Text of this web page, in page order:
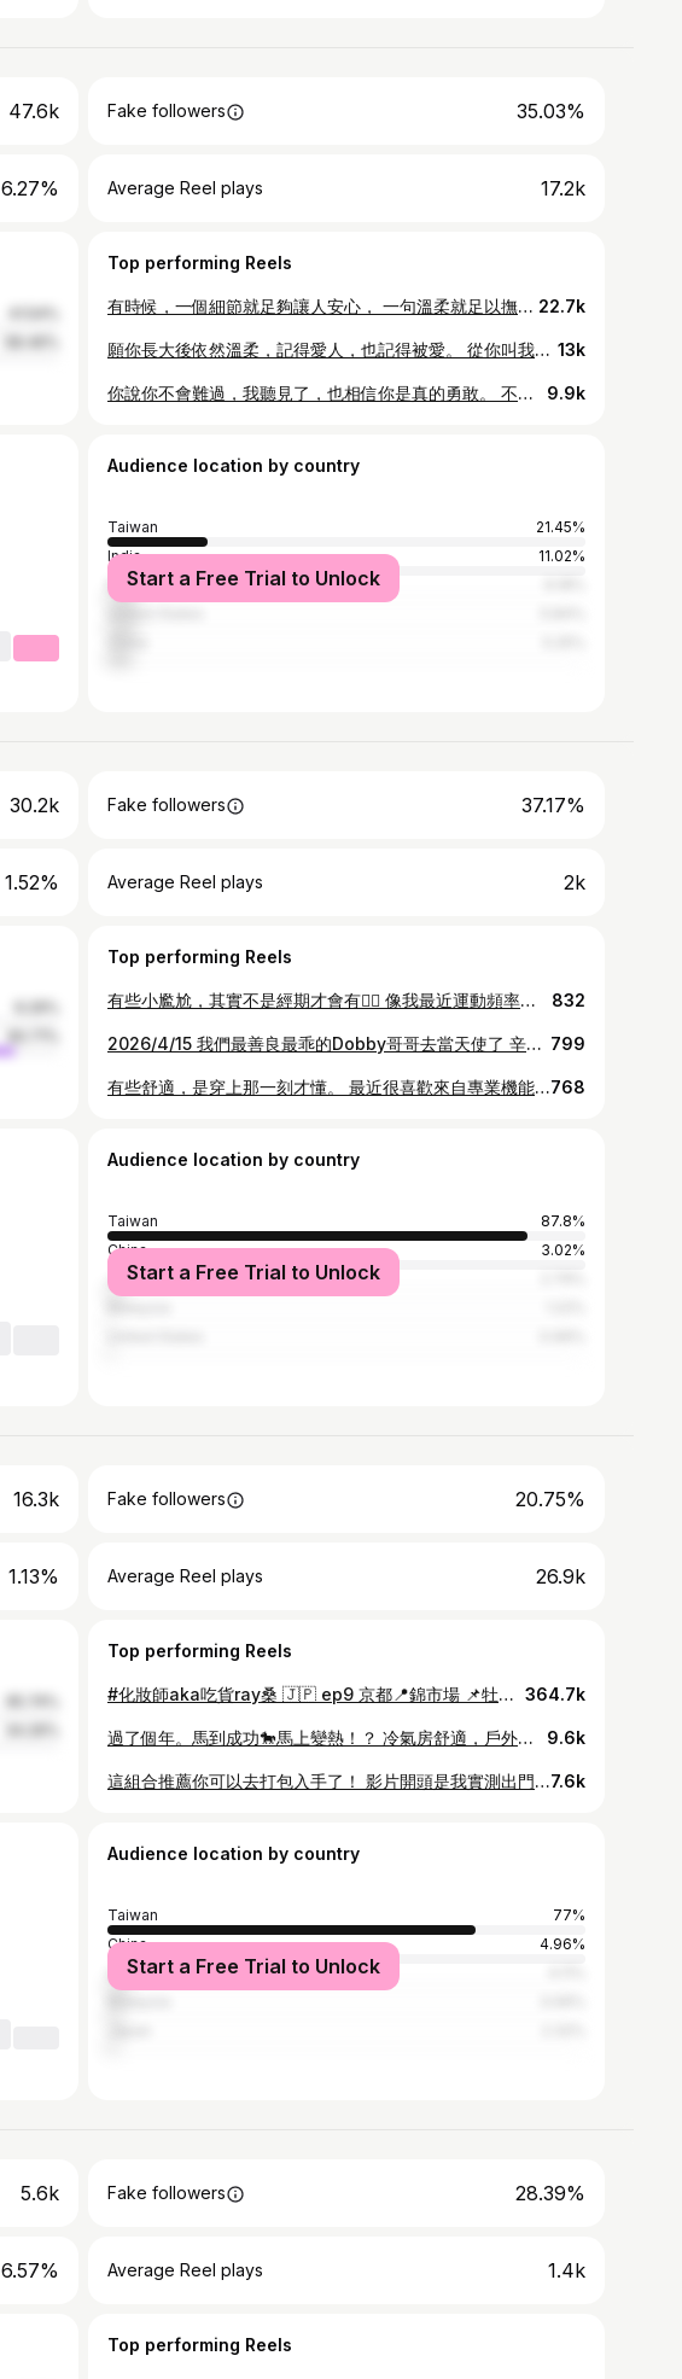
47.6k Fake followers 35.03%
6.27% Average Reel plays 17.2k
Top performing Reels
有時候，一個細節就足夠讓人安心， 一句溫柔就足以撫平我所有的倔強。 我不說，只希望你懂。 22.7k
願你長大後依然溫柔，記得愛人，也記得被愛。 從你叫我第一聲「媽媽」開始，世界就多了一個最值得守護的理由 13k
你說你不會難過，我聽見了，也相信你是真的勇敢。 不管你快樂或難過，媽媽都會在你身邊，聽你說、抱著你。 因為我們的家，從來不只是誰在不在，而是愛一直都在。 9.9k
Audience location by country
Taiwan
21.45%
India
11.02%
Malaysia
Start a Free Trial to Unlock
30.2k Fake followers 37.17%
1.52% Average Reel plays 2k
Top performing Reels
有些小尷尬，其實不是經期才會有🙂‍↕️ 像我最近運動頻率變高，深蹲、跳繩那種大動作的時候 真的很怕那種「微微的感覺」出現… 以前都會默默分心😅 但現在我直接換上 @depareetaiwan 的無痕抗菌防輕漏冰肌內褲 真的差很多。 DeParee蒂巴蕾防輕漏冰肌內褲最有感的是 👉 防輕漏 一滴不漏 的安心感 就算是那種非經期的小狀況 也不用一直確認、一直擔心 而且它是那種 穿瑜伽褲也完全不尷尬的「無痕感」 貼身、輕薄、完全不會有線條 ✔ 重訓深蹲不卡卡 ✔ 跳繩也不用分心 ✔ 日常穿一整天都很自在 有時候打噴嚏、笑太瘋（懂的都懂🤣） 也不會再有那種瞬間的緊張感 另外我自己很在意的 是私密處的悶跟不舒服 這款真的很透氣，穿一整天也不會有負擔 就是那種 你平常不會特別注意它 但少了它會很沒安全感的存在🫶🏻 如果妳也是 ✔ 運動會擔心微滲漏 ✔ 日常偶爾有小尷尬 ✔ 想找「穿了像沒穿但很安心」的內褲 真的可以試試看這款。 📍尺寸我穿的是L號 📍中高腰版型真的有修飾到小腹👍 @depareetaiwan #無痕內褲 #蒂巴蕾內褲 #防輕漏 #抗菌不癢 #一滴不漏 832
2026/4/15 我們最善良最乖的Dobby哥哥去當天使了 辛苦你了這14年 很愛你 你會永遠在我心裡 回家了 不痛了 下輩子我們再相見 799
有些舒適，是穿上那一刻才懂。 最近很喜歡來自專業機能襪品牌FOOTER新推出的子品牌TERSI，把「內在的自在」這件事，做得很細膩。 每天最貼近肌膚的單品，其實最懂妳。 我穿的是 純棉高衩三角褲（Urban 純棉高衩三角褲）。 高腰設計搭配寬織帶，輕輕貼合在腰際，沒有壓迫感，卻多了一份安穩。 高衩剪裁讓腿部線條自然延展，比例看起來更俐落，活動時也很自在 ——不論是在房間裡伸展、跳舞，或只是隨意地在家走動，都能感覺到布料隨著身體流動。 純棉材質真的很加分。 透氣、輕柔，貼膚卻不悶熱，連敏感肌都能安心穿著。 而且全系列都有抗菌抑味機能，從早到晚維持清爽，這種安心感，是一整天情緒穩定的小細節。 我很喜歡它把「機能」藏在日常裡。 不是張揚的存在，而是在妳專注生活時，默默給妳支持。 寬織帶露出一點邊緣時，反而成為穿搭的一部分——有點美式、有點率性，也可以是慵懶日常。 原來，內褲也能是一種風格。 全系列五段尺碼 S / M / L / XL / 2XL，每件都是獨立包裝。 拆開的瞬間有種儀式感，送禮或自己收藏都很剛好。 對我來說，TERSI 不只是內著品牌。 它更像一種提醒—— 在外在角色切換之間，別忘了回到自己，感受身體最真實的回應。 當妳由內而外都自在，展現的樣子，自然就是最自信的樣子。 官網：🔎TERSI @tersi_official @footer_tw #TERSI #內在的自在 #內褲 #穿搭768
Audience location by country
Taiwan
87.8%
China
3.02%
Japan
Start a Free Trial to Unlock
16.3k Fake followers 20.75%
1.13% Average Reel plays 26.9k
Top performing Reels
#化妝師aka吃貨ray桑 🇯🇵 ep9 京都📍錦市場 📌牡蠣屋 錦 だいやす 〒604-8125 京都府京都市中京区中魚屋町509 就在錦市場的入口不遠處很好找 會先看到師傅在吧檯撥牡蠣 蠻推薦點三種不同風味 都很新鮮還蠻鮮甜的（我沒跑廁所為評斷標準🤣） 我們也點了其他盤熱食 但我覺得點生蠔&炸牡蠣就好 📌麺匠 一粒万倍 寺町店 〒600-8031 京都府京都市下京区貞安前之町586 寺町綾小路ビル 1階 無意間放大google map找到的 結果成為我這次吃的這麼多間拉麵店 雞白湯第一名 然後我跟旅伴在這次日本吃拉麵都會再點一碗飯 這個叉燒飯有微微炭香很好吃肉也不會切太小塊 很讚存起來 #food #foodie #japan #japanfood #kyoto #京都 #日本 #京都美食 #京都景點 364.7k
過了個年。馬到成功🐎馬上變熱！？ 冷氣房舒適，戶外整個大流汗 誰會這樣妝髮完整去象山！一切都意外啊～ 信義區開會完，本來想跟攝影師朋友約下午茶聊天，結果她直接背著相機說：「走，去戶外不要一直待在室內吧！」 拍照行程我也是很ok的，但沒想到她的戶外居然是爬象山？！！ 半路想說這熱瘋的氣溫混著我的汗鐵定出油脫妝 結果連相機這麼高清看 妝沒有位移還是依然完整！衛生紙壓掉汗還是一尾活龍 直接通過底妝實測欸 那天用的是 KATE 極輕感持久粉底液。 一擠出來是水潤絲滑的質地，推開後轉為乾爽霧面， 成膜後不是厚重遮蓋，而是很輕盈又貼膚， 我是混合肌，下午額頭鼻翼鐵定出油， 用這瓶有感減少出油脫妝的狀況，而且也不會因為流汗就斑駁暗沉。 重點是清爽不悶，長時間帶妝也沒有負擔， 還有 SPF30 PA+++，日常外出很夠用 一共四色我用04，配上KATE的粉底刷 長時間維持零油光、零粉感的自然透亮 嫩顏膨膨眼頰盤一盤完成淡顏系眼影+眼下腮紅 超級快又簡單，不用特別技巧 我最喜歡打膨臉中央的那個好氣色 柔霧粉末與Q軟質地 只要用修容刷一起刷幾筆就完成 對我工作常常外景、陽光曝曬、多點移動的我來說 持妝型粉底不只是加分，是基本配備！ 如果你也很會出油流汗，需要足夠遮瑕力的妝感，這瓶真的值得試試。 momo即日起至3/31 單件77折，指定品滿$399折$60，多入組73折起 滿額再送贈品、mo幣，數量有限送完為止！ #極輕感持久粉底液 #輕盈服貼無粉感 #刷具松本清獨家販售 @kate.tokyo.official_tw 9.6k
這組合推薦你可以去打包入手了！ 影片開頭是我實測出門帶妝10小時的持妝度！ 開架彩妝真的越做越好，我實測這天的天氣悶熱到不行！ 這次挑戰的是KATE最新的零瑕美肌持妝膜組”毛孔神隱妝前乳”＋”幻象零瑕粉底液” 我自己是混合肌，T字鼻翼很容易出油 最怕底妝暗沉或脫妝 所以底妝前我本來就會習慣上妝前乳 KATE新出的這款妝前乳概念不是把毛孔填滿 而是針對不同肌膚在毛孔上鋪一層薄膜 維持油水平衡，真的有感舒服 一看比較就知道有沒有妝前乳真的有差 我用混合肌款只上右臉，出門一整天還吃了麻辣鍋 最後聊個太忘我，回到家才發現已經帶妝10小時！ 左臉沒第一步驟打底的鼻翼眼角有點微微脫妝，出油量也比較多一點點 但右臉有使用妝前乳，底妝依然貼得牢牢的 粉底液的質感我也很喜歡，高遮瑕卻不厚重 完妝後是自帶柔光感的半霧面 兩個一起疊擦完全是加分 覺得這個零瑕美肌持妝膜組很像可靠的日常隊友 可以專心跑行程不用一直照鏡子補妝 最後一系列全部是KATE的明星熱賣品 快去你家附近藥妝店巡田水 跟我分享你們用起來的心得！ 優惠資訊以通路官網公布為準 @kate.tokyo.official_tw #零瑕美肌持妝膜組 #毛孔神隱妝前乳 #幻象零瑕粉底液 #長效不脫妝 #怪獸級持色唇膏 #不沾杯 #不掉色7.6k
Audience location by country
Taiwan
77%
China
4.96%
United States
Start a Free Trial to Unlock
5.6k Fake followers 28.39%
6.57% Average Reel plays 1.4k
Top performing Reels